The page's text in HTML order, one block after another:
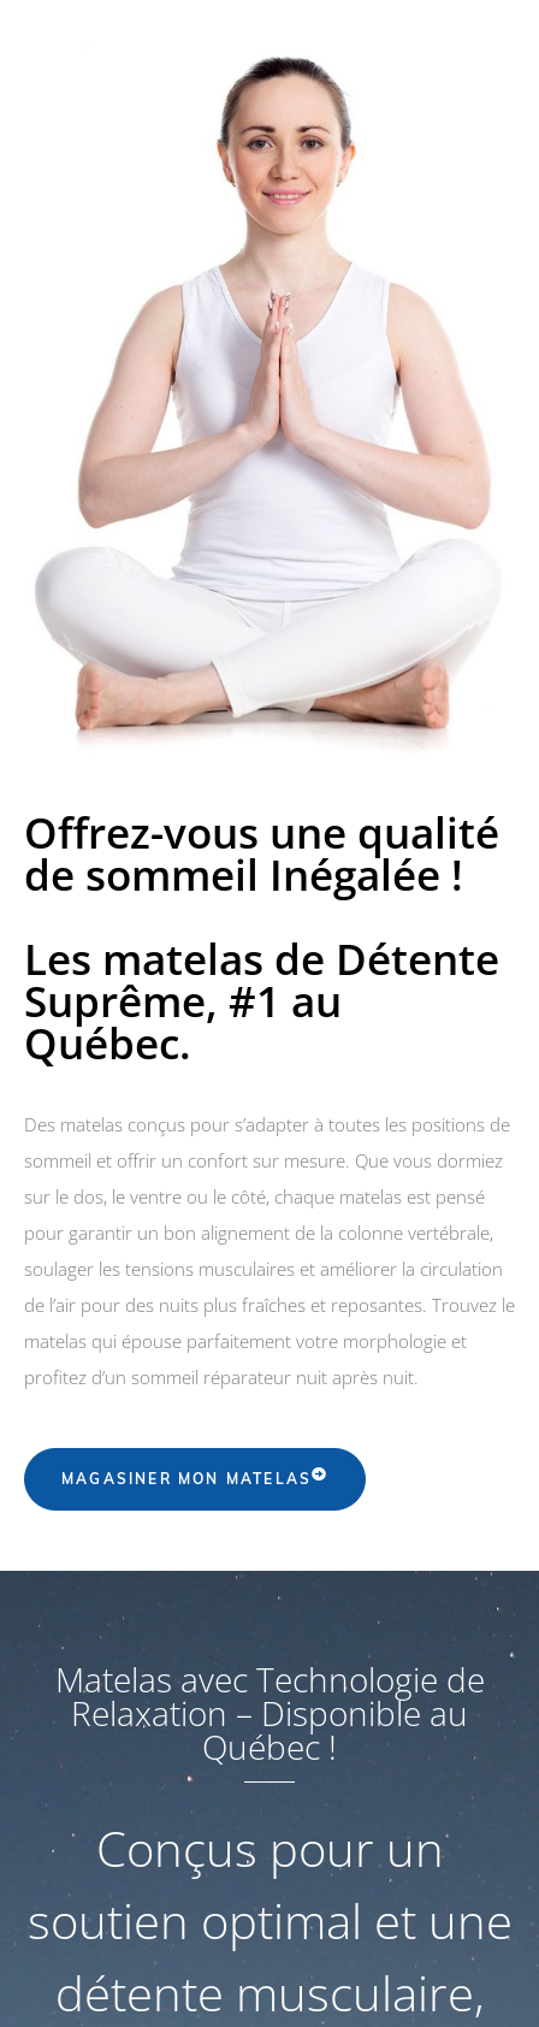
Offrez-vous une qualité
de sommeil Inégalée !
Les matelas de Détente
Suprême, #1 au
Québec.
Des matelas conçus pour s’adapter à toutes les positions de
sommeil et offrir un confort sur mesure. Que vous dormiez
sur le dos, le ventre ou le côté, chaque matelas est pensé
pour garantir un bon alignement de la colonne vertébrale,
soulager les tensions musculaires et améliorer la circulation
de l’air pour des nuits plus fraîches et reposantes. Trouvez le
matelas qui épouse parfaitement votre morphologie et
profitez d’un sommeil réparateur nuit après nuit.
MAGASINER MON MATELAS
Matelas avec Technologie de
Relaxation – Disponible au
Québec !
Conçus pour un
soutien optimal et une
détente musculaire,